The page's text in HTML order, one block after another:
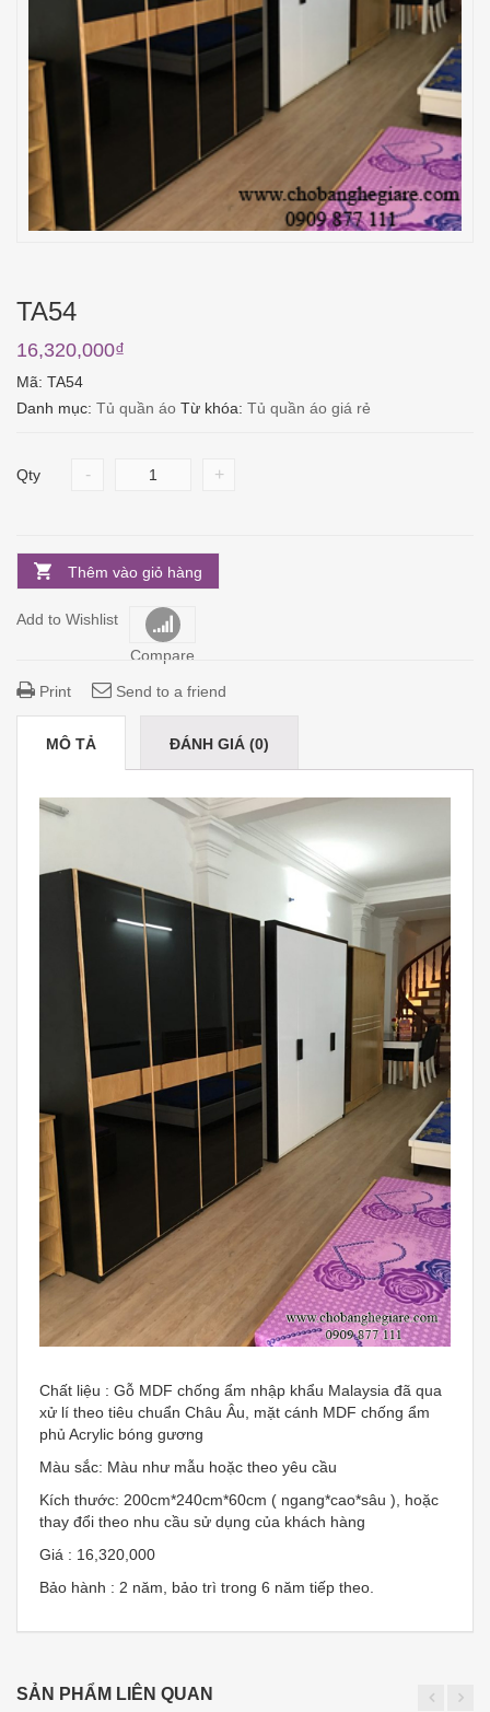
TA54
16,320,000₫
Mã: TA54
Danh mục: Tủ quần áo Từ khóa: Tủ quần áo giá rẻ
Qty - +
Thêm vào giỏ hàng
Add to Wishlist
Compare
Print Send to a friend
MÔ TẢ ĐÁNH GIÁ (0)
Chất liệu : Gỗ MDF chống ẩm nhập khẩu Malaysia đã qua
xử lí theo tiêu chuẩn Châu Âu, mặt cánh MDF chống ẩm
phủ Acrylic bóng gương
Màu sắc: Màu như mẫu hoặc theo yêu cầu
Kích thước: 200cm*240cm*60cm ( ngang*cao*sâu ), hoặc
thay đổi theo nhu cầu sử dụng của khách hàng
Giá : 16,320,000
Bảo hành : 2 năm, bảo trì trong 6 năm tiếp theo.
SẢN PHẨM LIÊN QUAN